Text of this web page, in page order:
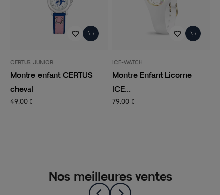
favorite_border
CERTUS JUNIOR
Montre enfant CERTUS
cheval
49,00 €
favorite_border
ICE-WATCH
Montre Enfant Licorne
ICE...
79,00 €
Nos meilleures ventes